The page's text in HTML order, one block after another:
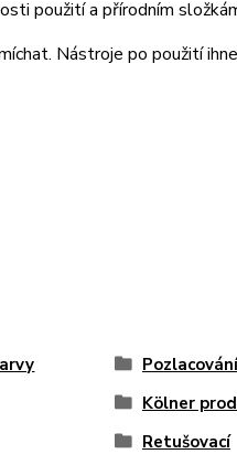
použití a přírodním
Nástroje po použití
Pozlacování
Kölner
Retušovací